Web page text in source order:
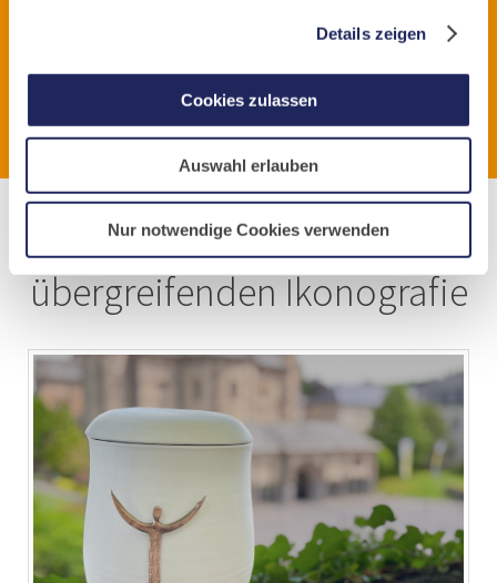
Details zeigen
Cookies zulassen
Auswahl erlauben
Nur notwendige Cookies verwenden
Wir bieten Ihnen eine übergreifende
Ikonografie auf allen Materialien. Direkt
aus einer Hand.
Beispiel einer
übergreifenden Ikonografie